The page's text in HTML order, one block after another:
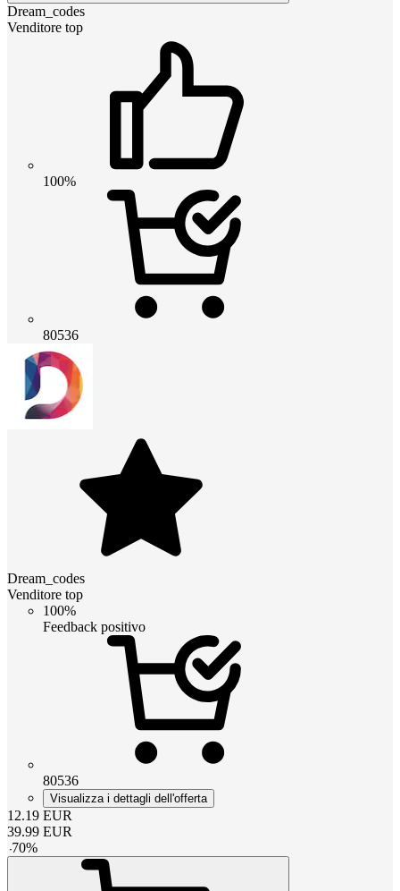
Dream_codes
Venditore top
100%
80536
Dream_codes
Venditore top
100%
Feedback positivo
80536
Visualizza i dettagli dell'offerta
12.19 EUR
39.99 EUR
-70%